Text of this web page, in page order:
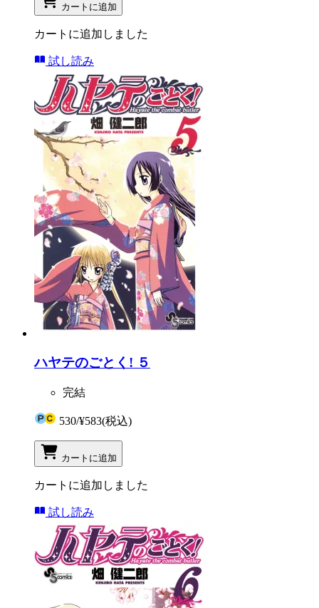
カートに追加
カートに追加しました
試し読み
ハヤテのごとく! ５
完結
530/¥583(税込)
カートに追加
カートに追加しました
試し読み